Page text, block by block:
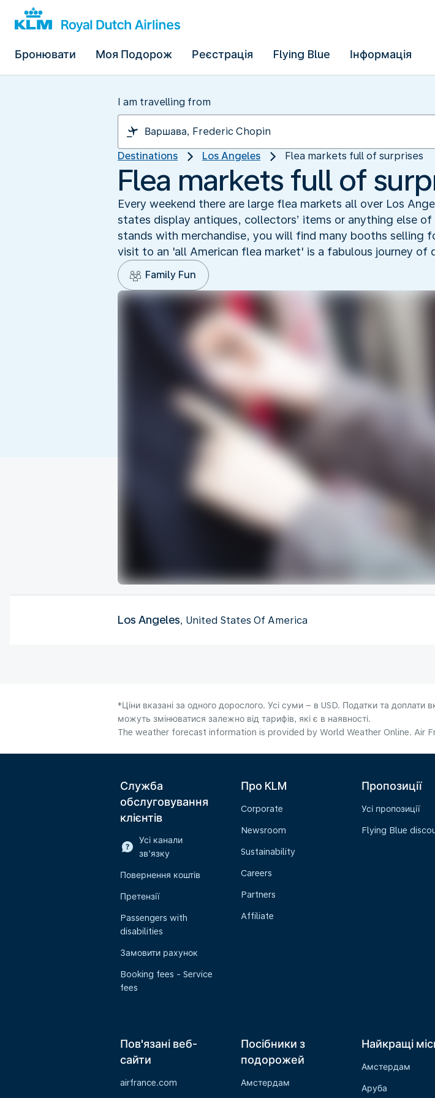
Бронювати Моя Подорож Реєстрація Flying Blue Інформація
I am travelling from
Destinations Los Angeles Flea markets full of surprises
Flea markets full of
Every weekend there are large flea markets all over Los
states display antiques, collectors’ items or anything else
stands with merchandise, you will find many booths selling
visit to an 'all American flea market' is a fabulous journey of
Family Fun
Los Angeles, United States Of America
*Ціни вказані за одного дорослого. Усі суми – в USD. Податки та доплати
можуть змінюватися залежно від тарифів, які є в наявності.
The weather forecast information is provided by World Weather Online. Air
Служба
обслуговування
клієнтів
Усі канали
зв’язку
Повернення коштів
Претензії
Passengers with
disabilities
Замовити рахунок
Booking fees - Service
fees
Про KLM
Corporate
Newsroom
Sustainability
Careers
Partners
Affiliate
Пропозиції
Усі пропозиції
Flying Blue
Пов'язані веб-
сайти
airfrance.com
Посібники з
подорожей
Амстердам
Найкращі
Амстердам
Аруба